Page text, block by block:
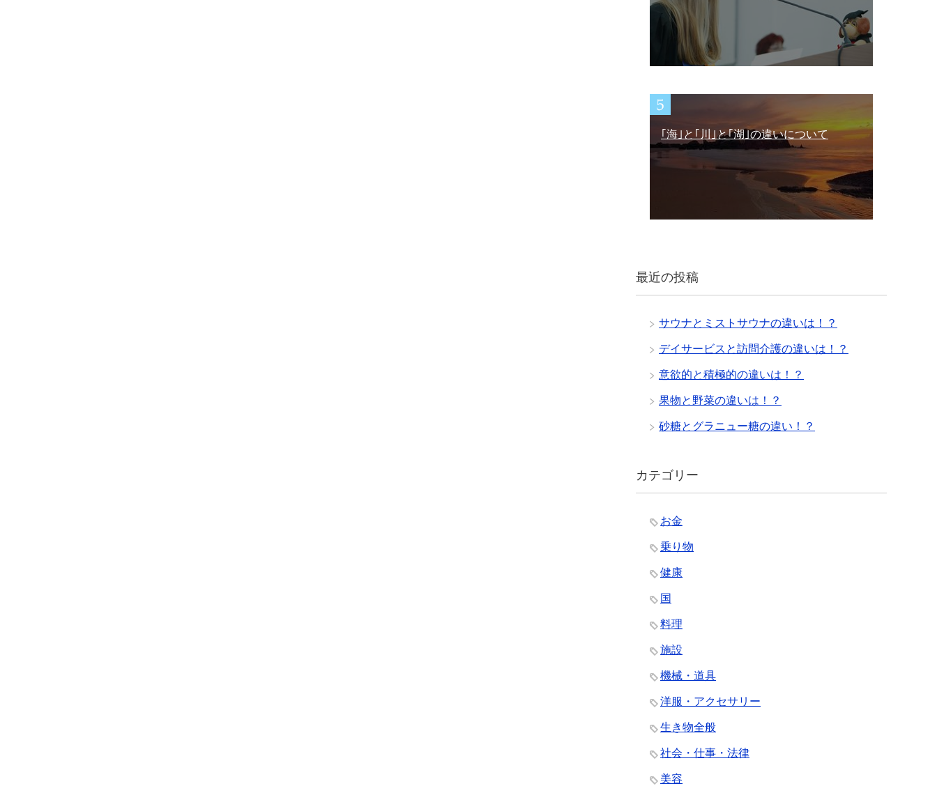
｢海｣と｢川｣と｢湖｣の違いについて
最近の投稿
サウナとミストサウナの違いは！？
デイサービスと訪問介護の違いは！？
意欲的と積極的の違いは！？
果物と野菜の違いは！？
砂糖とグラニュー糖の違い！？
カテゴリー
お金
乗り物
健康
国
料理
施設
機械・道具
洋服・アクセサリー
生き物全般
社会・仕事・法律
美容